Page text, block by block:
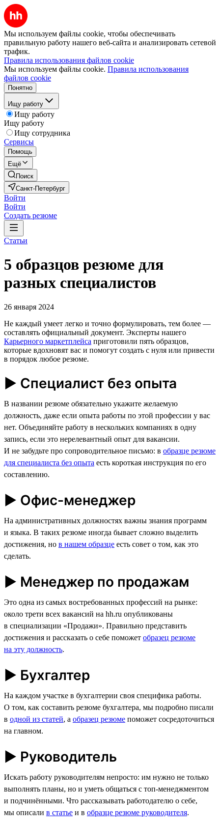
Мы используем файлы cookie, чтобы обеспечивать
правильную работу нашего веб-сайта и анализировать сетевой
трафик.
Правила использования файлов cookie
Мы используем файлы cookie. Правила использования
файлов cookie
Понятно
Ищу работу
Ищу работу
Ищу работу
Ищу сотрудника
Сервисы
Помощь
Ещё
Поиск
Санкт-Петербург
Войти
Войти
Создать резюме
Статьи
5 образцов резюме для
разных специалистов
26 января 2024
Не каждый умеет легко и точно формулировать, тем более —
составлять официальный документ. Эксперты нашего
Карьерного маркетплейса приготовили пять образцов,
которые вдохновят вас и помогут создать с нуля или привести
в порядок любое резюме.
► Специалист без опыта
В названии резюме обязательно укажите желаемую
должность, даже если опыта работы по этой профессии у вас
нет. Объединяйте работу в нескольких компаниях в одну
запись, если это нерелевантный опыт для вакансии.
И не забудьте про сопроводительное письмо: в образце резюме
для специалиста без опыта есть короткая инструкция по его
составлению.
► Офис-менеджер
На административных должностях важны знания программ
и языка. В таких резюме иногда бывает сложно выделить
достижения, но в нашем образце есть совет о том, как это
сделать.
► Менеджер по продажам
Это одна из самых востребованных профессий на рынке:
около трети всех вакансий на hh.ru опубликованы
в специализации «Продажи». Правильно представить
достижения и рассказать о себе поможет образец резюме
на эту должность.
► Бухгалтер
На каждом участке в бухгалтерии своя специфика работы.
О том, как составить резюме бухгалтера, мы подробно писали
в одной из статей, а образец резюме поможет сосредоточиться
на главном.
► Руководитель
Искать работу руководителям непросто: им нужно не только
выполнять планы, но и уметь общаться с топ-менеджментом
и подчинёнными. Что рассказывать работодателю о себе,
мы описали в статье и в образце резюме руководителя.